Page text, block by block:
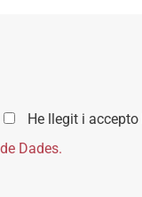
He llegit i accepto
de Dades.